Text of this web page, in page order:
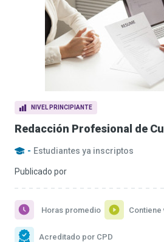
NIVEL PRINCIPIANTE
Redacción Profesional de
- Estudiantes ya inscriptos
Publicado por
Horas promedio Contiene
Acreditado por CPD